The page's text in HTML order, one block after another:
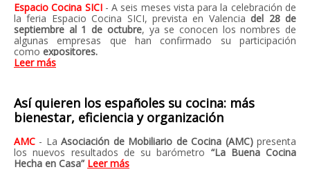
Espacio Cocina SICI - A seis meses vista para la celebración de
la feria Espacio Cocina SICI, prevista en Valenciadel 28 de
septiembre al 1 de octubre, ya se conocen los nombres de
algunas empresas que han confirmado su participación
como expositores.
Leer más
Así quieren los españoles su cocina: más
bienestar, eficiencia y organización
AMC - LaAsociación de Mobiliario de Cocina (AMC)presenta
los nuevos resultados de su barómetro “La Buena Cocina
Hecha en Casa” Leer más